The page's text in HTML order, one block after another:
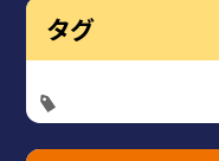
タグ